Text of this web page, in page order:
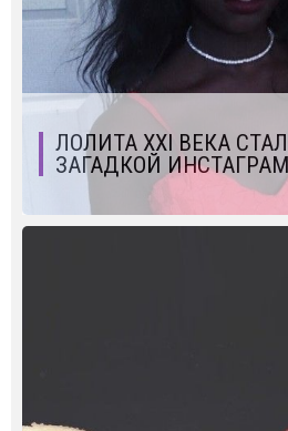
ЛОЛИТА XXI ВЕКА
ЗАГАДКОЙ